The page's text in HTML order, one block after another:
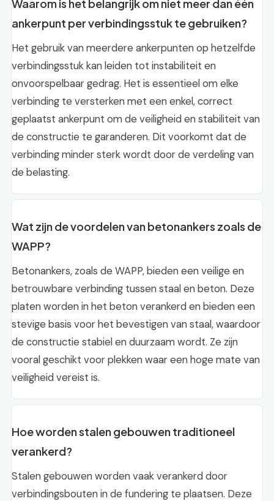
Waarom is het belangrijk om niet meer dan één
ankerpunt per verbindingsstuk te gebruiken?
Het gebruik van meerdere ankerpunten op hetzelfde
verbindingsstuk kan leiden tot instabiliteit en
onvoorspelbaar gedrag. Het is essentieel om elke
verbinding te versterken met een enkel, correct
geplaatst ankerpunt om de veiligheid en stabiliteit van
de constructie te garanderen. Dit voorkomt dat de
verbinding minder sterk wordt door de verdeling van
de belasting.
Wat zijn de voordelen van betonankers zoals de
WAPP?
Betonankers, zoals de WAPP, bieden een veilige en
betrouwbare verbinding tussen staal en beton. Deze
platen worden in het beton verankerd en bieden een
stevige basis voor het bevestigen van staal, waardoor
de constructie stabiel en duurzaam wordt. Ze zijn
vooral geschikt voor plekken waar een hoge mate van
veiligheid vereist is.
Hoe worden stalen gebouwen traditioneel
verankerd?
Stalen gebouwen worden vaak verankerd door
verbindingsbouten in de fundering te plaatsen. Deze